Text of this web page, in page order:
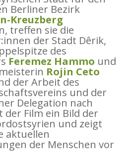
Berliner Bezirk
Kreuzberg
treffen sie die
der Stadt Dêrik,
des
Feremez Hammo und
Rojin Ceto
der Arbeit des
und der
Delegation nach
der Film ein Bild der
und zeigt
aktuellen
der Menschen vor